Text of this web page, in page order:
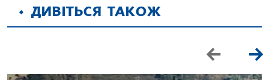
ДИВІТЬСЯ ТАКОЖ